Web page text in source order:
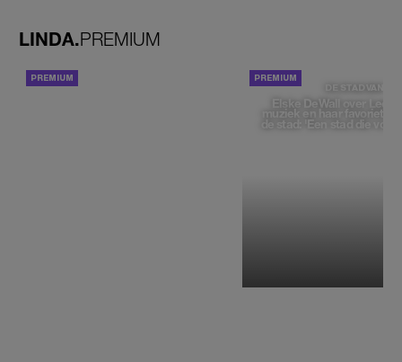
LINDA.PREMIUM
DE STAD VAN
Elske DeWall over
muziek en haar favoriete
de stad: 'Een stad die